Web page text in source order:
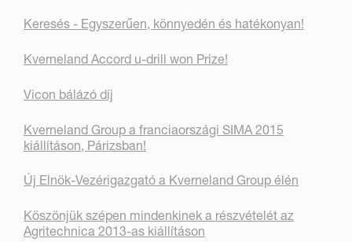
Keresés - Egyszerűen, könnyedén és hatékonyan!
Kverneland Accord u-drill won Prize!
Vicon bálázó díj
Kverneland Group a franciaországi SIMA 2015
kiállításon, Párizsban!
Új Elnök-Vezérigazgató a Kverneland Group élén
Köszönjük szépen mindenkinek a részvételét az
Agritechnica 2013-as kiállításon